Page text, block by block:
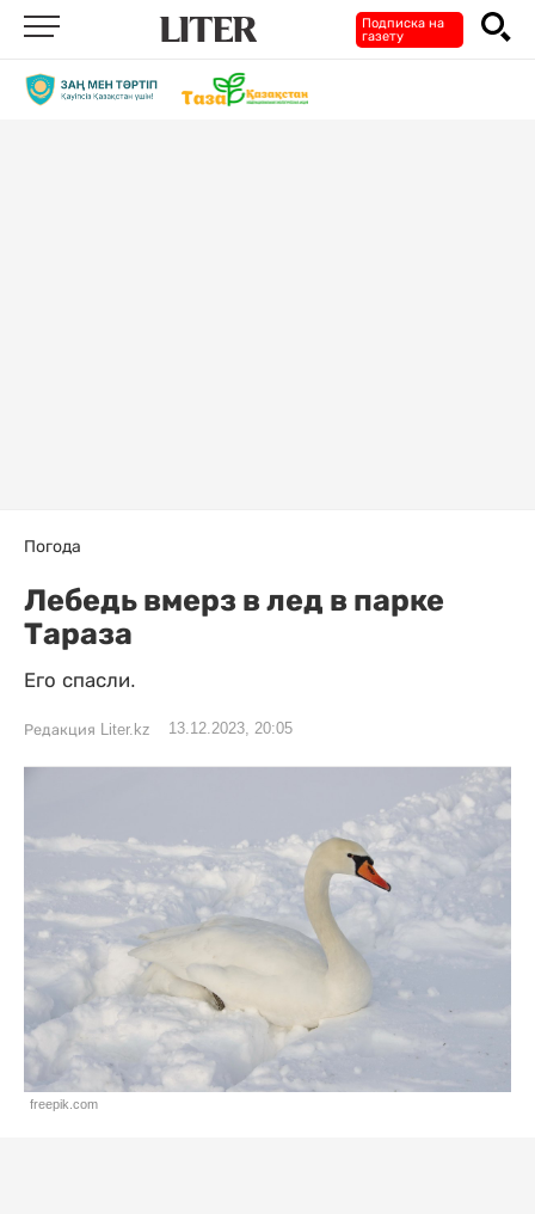
Подписка на
газету
Погода
Лебедь вмерз в лед в парке
Тараза
Его спасли.
Редакция Liter.kz 13.12.2023, 20:05
freepik.com